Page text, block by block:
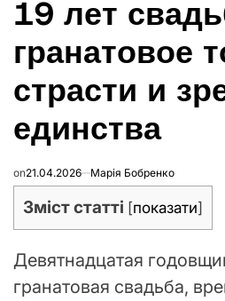
19 лет
гранатовое
страсти и
единства
on21.04.2026 Марія Бобренко
Зміст статті [показати]
Девятнадцатая
гранатовая свадьба,